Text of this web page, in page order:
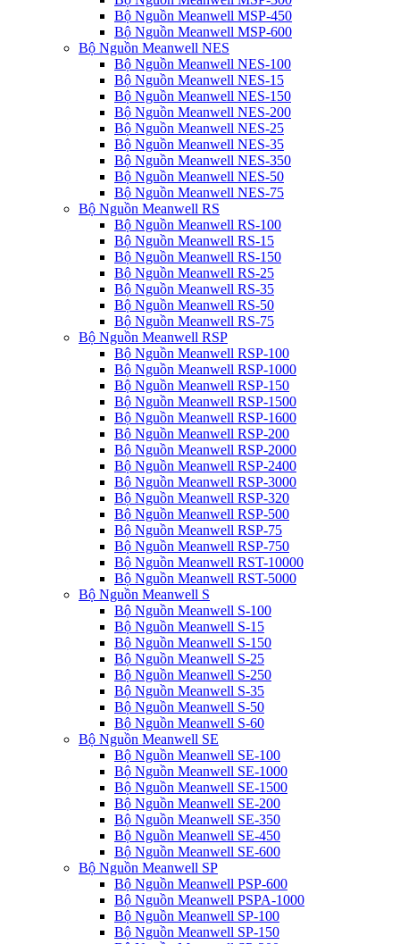
Bộ Nguồn Meanwell MSP-450
Bộ Nguồn Meanwell MSP-600
Bộ Nguồn Meanwell NES
Bộ Nguồn Meanwell NES-100
Bộ Nguồn Meanwell NES-15
Bộ Nguồn Meanwell NES-150
Bộ Nguồn Meanwell NES-200
Bộ Nguồn Meanwell NES-25
Bộ Nguồn Meanwell NES-35
Bộ Nguồn Meanwell NES-350
Bộ Nguồn Meanwell NES-50
Bộ Nguồn Meanwell NES-75
Bộ Nguồn Meanwell RS
Bộ Nguồn Meanwell RS-100
Bộ Nguồn Meanwell RS-15
Bộ Nguồn Meanwell RS-150
Bộ Nguồn Meanwell RS-25
Bộ Nguồn Meanwell RS-35
Bộ Nguồn Meanwell RS-50
Bộ Nguồn Meanwell RS-75
Bộ Nguồn Meanwell RSP
Bộ Nguồn Meanwell RSP-100
Bộ Nguồn Meanwell RSP-1000
Bộ Nguồn Meanwell RSP-150
Bộ Nguồn Meanwell RSP-1500
Bộ Nguồn Meanwell RSP-1600
Bộ Nguồn Meanwell RSP-200
Bộ Nguồn Meanwell RSP-2000
Bộ Nguồn Meanwell RSP-2400
Bộ Nguồn Meanwell RSP-3000
Bộ Nguồn Meanwell RSP-320
Bộ Nguồn Meanwell RSP-500
Bộ Nguồn Meanwell RSP-75
Bộ Nguồn Meanwell RSP-750
Bộ Nguồn Meanwell RST-10000
Bộ Nguồn Meanwell RST-5000
Bộ Nguồn Meanwell S
Bộ Nguồn Meanwell S-100
Bộ Nguồn Meanwell S-15
Bộ Nguồn Meanwell S-150
Bộ Nguồn Meanwell S-25
Bộ Nguồn Meanwell S-250
Bộ Nguồn Meanwell S-35
Bộ Nguồn Meanwell S-50
Bộ Nguồn Meanwell S-60
Bộ Nguồn Meanwell SE
Bộ Nguồn Meanwell SE-100
Bộ Nguồn Meanwell SE-1000
Bộ Nguồn Meanwell SE-1500
Bộ Nguồn Meanwell SE-200
Bộ Nguồn Meanwell SE-350
Bộ Nguồn Meanwell SE-450
Bộ Nguồn Meanwell SE-600
Bộ Nguồn Meanwell SP
Bộ Nguồn Meanwell PSP-600
Bộ Nguồn Meanwell PSPA-1000
Bộ Nguồn Meanwell SP-100
Bộ Nguồn Meanwell SP-150